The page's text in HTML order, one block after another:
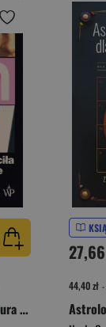
Girl on Girl. Jak popkultura zwróciła kobiety przeciw sobie
44,40 zł -